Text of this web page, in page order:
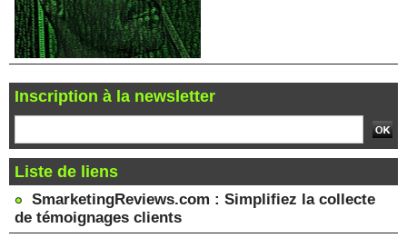
Inscription à la newsletter
Liste de liens
SmarketingReviews.com : Simplifiez la collecte
de témoignages clients